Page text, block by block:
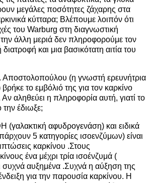
μεγάλες ποσότητες ζάχαρης στα
κύτταρα; Βλέπουμε λοιπόν ότι
του Warburg στη διαγνωστική
άλλη μεριά δεν πληροφορούμε τον
και μια βασικότατη αιτία του
Αποστολοπούλου (η γνωστή ερευνήτρια
το εμβόλιό της για τον καρκίνο
αληθεύει η πληροφορία αυτή, γιατί το
την έδιωξε;
(γαλακτική αφυδρογενάση) και ειδικά
5 κατηγορίες ισοενζύμων) είναι
καρκίνου .Στους
ένα μέχρι τρία ισοένζυμά (
συχνά αυξημένα .Συχνά η αύξηση της
για την παρουσία καρκίνου. Η